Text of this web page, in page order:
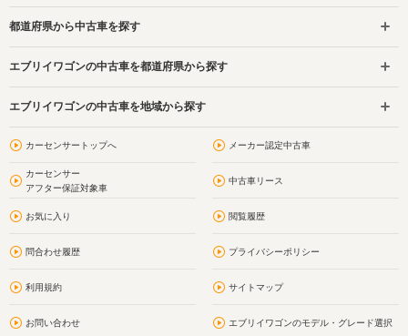
都道府県から中古車を探す
エブリイワゴンの中古車を都道府県から探す
エブリイワゴンの中古車を地域から探す
カーセンサートップへ メーカー認定中古車
カーセンサー
アフター保証対象車
中古車リース
お気に入り 閲覧履歴
問合わせ履歴 プライバシーポリシー
利用規約 サイトマップ
お問い合わせ エブリイワゴンのモデル・グレード選択